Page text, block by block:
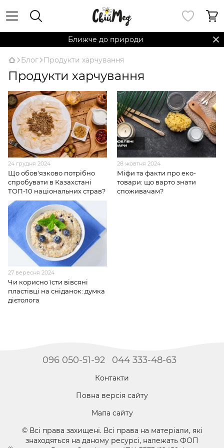
Ближче до природи
Блог Продукти харчування
Продукти харчування
24 грудня 2024
Що обов'язково потрібно
спробувати в Казахстані
ТОП-10 національних страв?
28 жовтня 2024
Міфи та факти про еко-
товари: що варто знати
споживачам?
27 вересня 2024
Чи корисно їсти вівсяні
пластівці на сніданок: думка
дієтолога
096 050-51-92 044 333-48-63
Контакти
Повна версія сайту
Мапа сайту
© Всі права захищені. Всі права на матеріали, які
знаходяться на даному ресурсі, належать ФОП